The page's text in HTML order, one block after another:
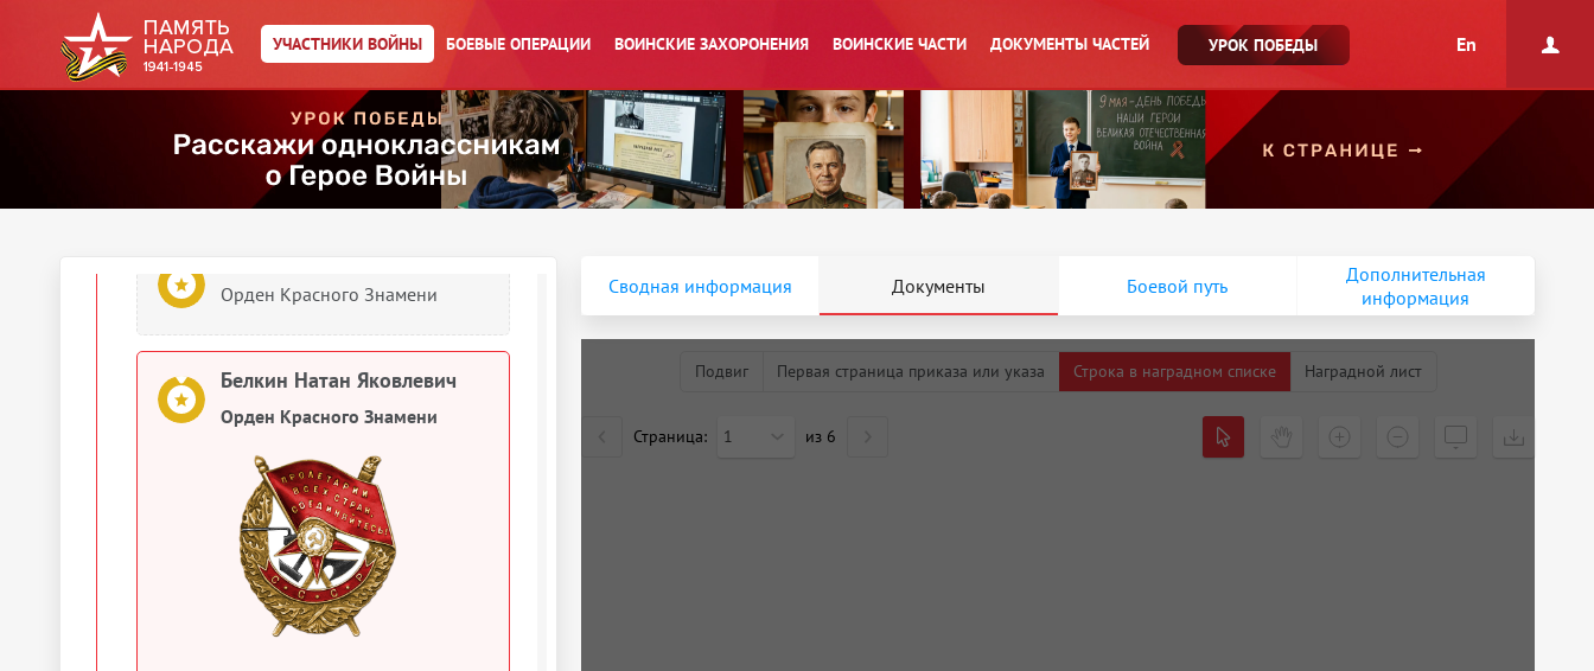
УЧАСТНИКИ ВОЙНЫ БОЕВЫЕ ОПЕРАЦИИ ВОИНСКИЕ ЗАХОРОНЕНИЯ ВОИНСКИЕ ЧАСТИ ДОКУМЕНТЫ ЧАСТЕЙ УРОК ПОБЕДЫ En
Белкин Натан Яковлевич
Картотека награждений
Белкин Натан Яковлевич
Орден Красного Знамени
Орден Красного Знамени
Белкин Натан Яковлевич
Орден Красного Знамени
Сводная информация Документы Боевой путь
Дополнительная
информация
Подвиг Первая страница приказа или указа Строка в наградном списке Наградной лист
Страница: 1 из 6